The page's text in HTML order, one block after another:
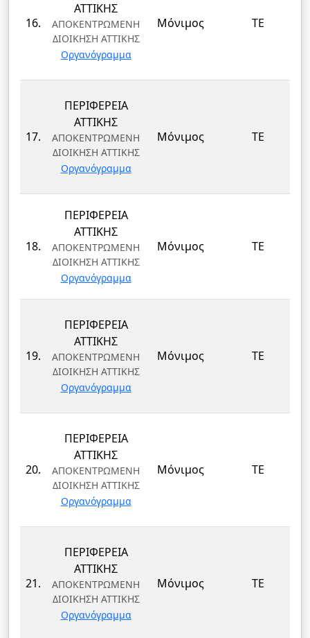
16.
ΑΤΤΙΚΗΣ
ΑΠΟΚΕΝΤΡΩΜΕΝΗ
ΔΙΟΙΚΗΣΗ ΑΤΤΙΚΗΣ
Οργανόγραμμα
Μόνιμος ΤΕ
17.
ΠΕΡΙΦΕΡΕΙΑ
ΑΤΤΙΚΗΣ
ΑΠΟΚΕΝΤΡΩΜΕΝΗ
ΔΙΟΙΚΗΣΗ ΑΤΤΙΚΗΣ
Οργανόγραμμα
Μόνιμος ΤΕ
18.
ΠΕΡΙΦΕΡΕΙΑ
ΑΤΤΙΚΗΣ
ΑΠΟΚΕΝΤΡΩΜΕΝΗ
ΔΙΟΙΚΗΣΗ ΑΤΤΙΚΗΣ
Οργανόγραμμα
Μόνιμος ΤΕ
19.
ΠΕΡΙΦΕΡΕΙΑ
ΑΤΤΙΚΗΣ
ΑΠΟΚΕΝΤΡΩΜΕΝΗ
ΔΙΟΙΚΗΣΗ ΑΤΤΙΚΗΣ
Οργανόγραμμα
Μόνιμος ΤΕ
20.
ΠΕΡΙΦΕΡΕΙΑ
ΑΤΤΙΚΗΣ
ΑΠΟΚΕΝΤΡΩΜΕΝΗ
ΔΙΟΙΚΗΣΗ ΑΤΤΙΚΗΣ
Οργανόγραμμα
Μόνιμος ΤΕ
21.
ΠΕΡΙΦΕΡΕΙΑ
ΑΤΤΙΚΗΣ
ΑΠΟΚΕΝΤΡΩΜΕΝΗ
ΔΙΟΙΚΗΣΗ ΑΤΤΙΚΗΣ
Οργανόγραμμα
Μόνιμος ΤΕ